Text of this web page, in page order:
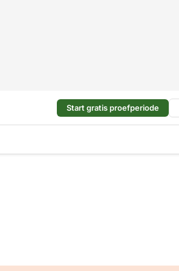
Start gratis proefperiode